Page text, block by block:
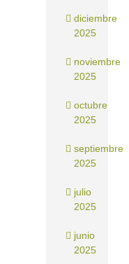
diciembre
2025
noviembre
2025
octubre
2025
septiembre
2025
julio
2025
junio
2025